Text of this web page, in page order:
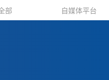
部 自媒体平台
部 自媒体平台